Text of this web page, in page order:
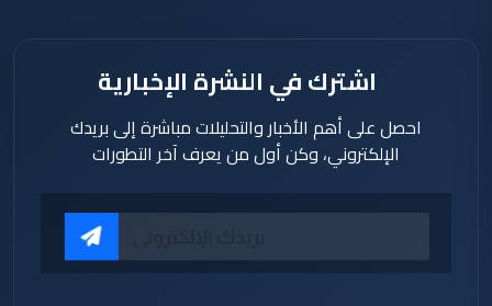
اشترك في النشرة الإخبارية
احصل على أهم الأخبار والتحليلات مباشرة إلى بريدك
الإلكتروني، وكن أول من يعرف آخر التطورات